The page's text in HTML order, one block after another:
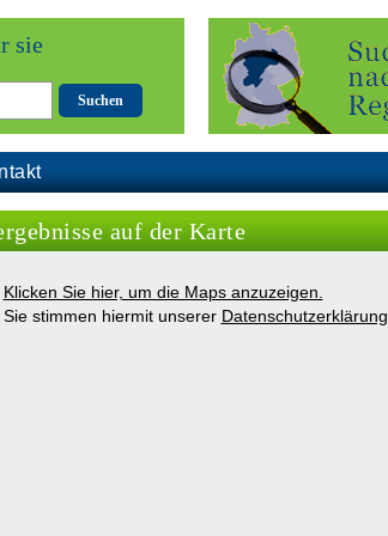
sie
Suchen
auf der Karte
Klicken Sie hier, um die Maps anzuzeigen.
Sie stimmen hiermit unserer Datenschutzerklärung